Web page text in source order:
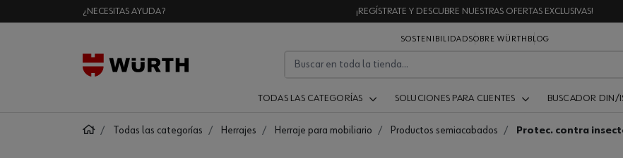
¿NECESITAS AYUDA? ¡REGÍSTRATE Y DESCUBRE NUESTRAS OFERTAS EXCLUSIVAS!
SOSTENIBILIDADSOBRE WÜRTH BLOG
TODAS LAS CATEGORÍAS SOLUCIONES PARA CLIENTES BUSCADOR DIN/
Todas las categorías Herrajes Herraje para mobiliario Productos semiacabados Protec. contra